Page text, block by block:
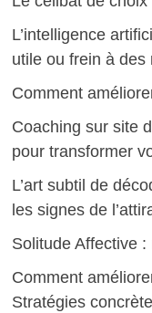
L’intelligence
utile ou frein à
Comment
Coaching sur site
pour transformer
L’art subtil de
les signes de
Solitude Affective
Comment
Stratégies